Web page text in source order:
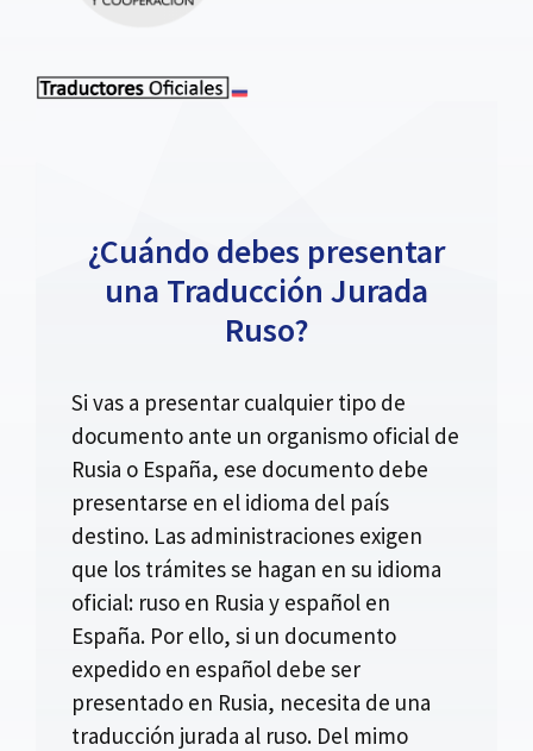
¿Cuándo debes presentar
una Traducción Jurada
Ruso?
Si vas a presentar cualquier tipo de
documento ante un organismo oficial de
Rusia o España, ese documento debe
presentarse en el idioma del país
destino. Las administraciones exigen
que los trámites se hagan en su idioma
oficial: ruso en Rusia y español en
España. Por ello, si un documento
expedido en español debe ser
presentado en Rusia, necesita de una
traducción jurada al ruso. Del mimo